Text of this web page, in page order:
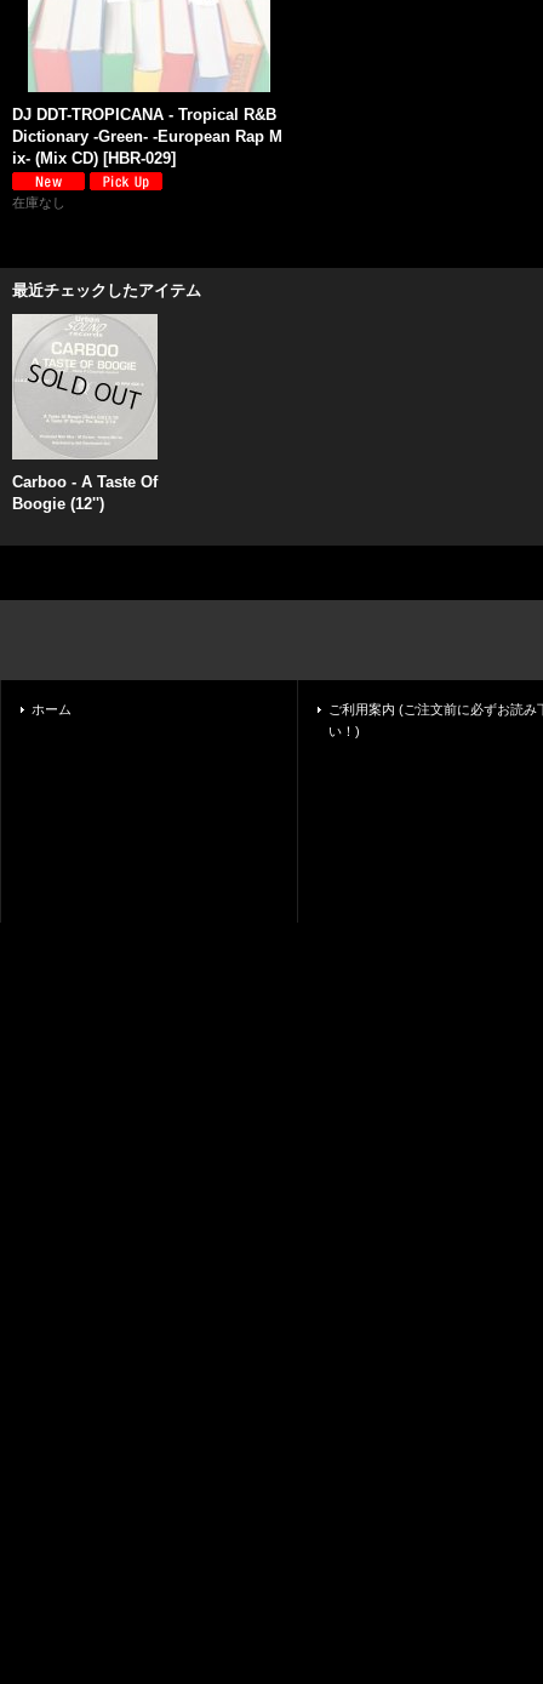
DJ DDT-TROPICANA - Tropical R&B
Dictionary -Green- -European Rap M
ix- (Mix CD) [HBR-029]
在庫なし
最近チェックしたアイテム
Carboo - A Taste Of
Boogie (12'')
ホーム
ご利用案内 (ご注文前に必ずお読み
い！)